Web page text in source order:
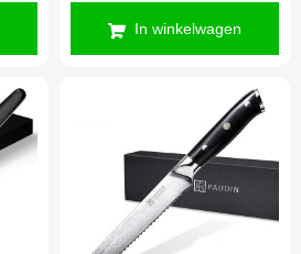
In winkelwagen